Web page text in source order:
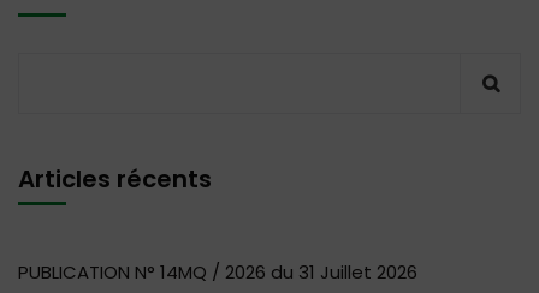
Articles récents
PUBLICATION N° 14MQ / 2026 du 31 Juillet 2026